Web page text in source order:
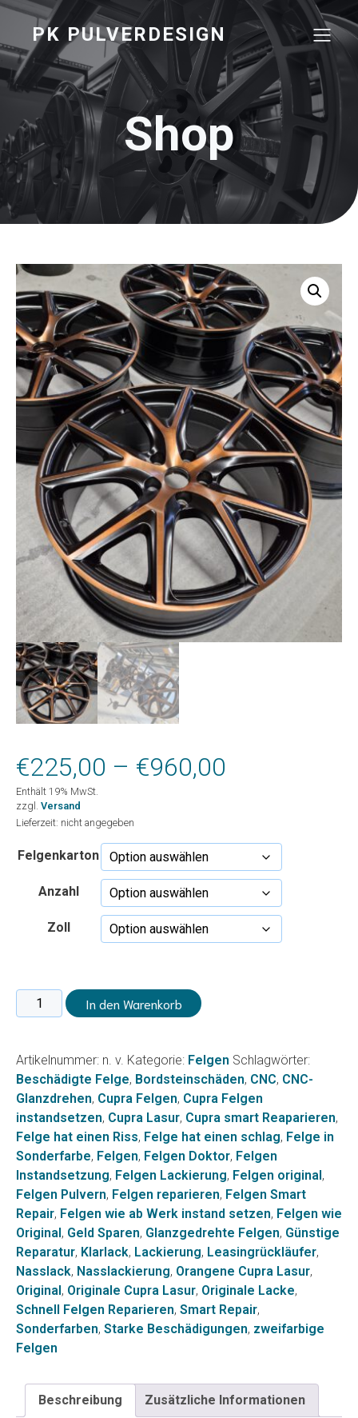
PK PULVERDESIGN
Shop
€225,00 – €960,00
bis
€960,00
Enthält 19% MwSt.
zzgl. Versand
Lieferzeit: nicht angegeben
Felgenkarton
Anzahl
Zoll
CNC-
Glanzgedreht
Cupra
Menge
In den Warenkorb
Artikelnummer: n. v. Kategorie: Felgen Schlagwörter:
Beschädigte Felge, Bordsteinschäden, CNC, CNC-
Glanzdrehen, Cupra Felgen, Cupra Felgen
instandsetzen, Cupra Lasur, Cupra smart Reaparieren,
Felge hat einen Riss, Felge hat einen schlag, Felge in
Sonderfarbe, Felgen, Felgen Doktor, Felgen
Instandsetzung, Felgen Lackierung, Felgen original ,
Felgen Pulvern, Felgen reparieren, Felgen Smart
Repair, Felgen wie ab Werk instand setzen, Felgen wie
Original , Geld Sparen, Glanzgedrehte Felgen, Günstige
Reparatur, Klarlack, Lackierung, Leasingrückläufer,
Nasslack, Nasslackierung, Orangene Cupra Lasur,
Original , Originale Cupra Lasur, Originale Lacke,
Schnell Felgen Reparieren, Smart Repair,
Sonderfarben, Starke Beschädigungen, zweifarbige
Felgen
Beschreibung Zusätzliche Informationen